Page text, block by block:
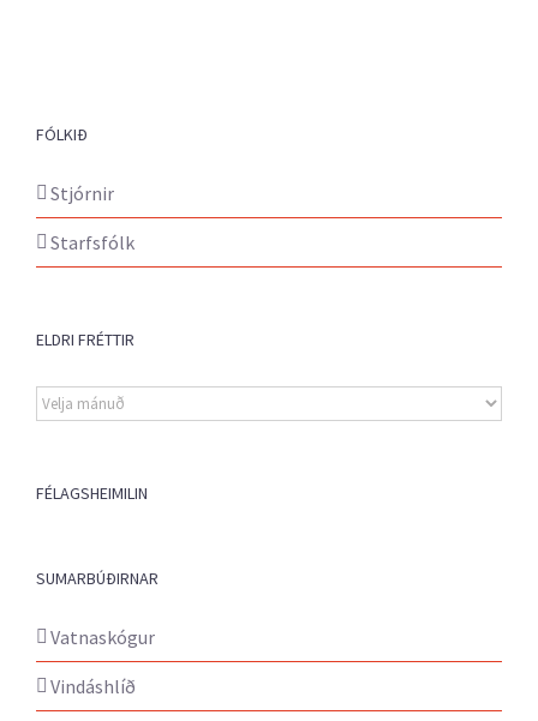
FÓLKIÐ
Stjórnir
Starfsfólk
ELDRI FRÉTTIR
Eldri
fréttir
FÉLAGSHEIMILIN
SUMARBÚÐIRNAR
Vatnaskógur
Vindáshlíð